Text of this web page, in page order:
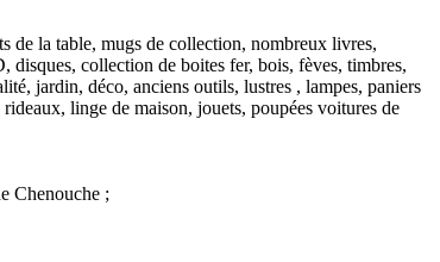
de la table, mugs de collection, nombreux livres,
disques, collection de boites fer, bois, fèves, timbres,
jardin, déco, anciens outils, lustres , lampes, paniers
linge de maison, jouets, poupées voitures de
Chenouche ;